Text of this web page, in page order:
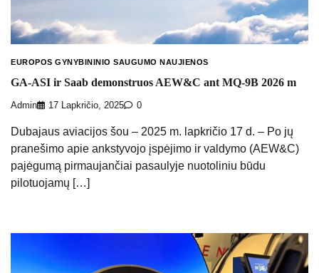
EUROPOS GYNYBININIO SAUGUMO NAUJIENOS
GA-ASI ir Saab demonstruos AEW&C ant MQ-9B 2026 m
Admin 17 Lapkričio, 2025 0
Dubajaus aviacijos šou – 2025 m. lapkričio 17 d. – Po jų
pranešimo apie ankstyvojo įspėjimo ir valdymo (AEW&C)
pajėgumą pirmaujančiai pasaulyje nuotoliniu būdu
pilotuojamų […]